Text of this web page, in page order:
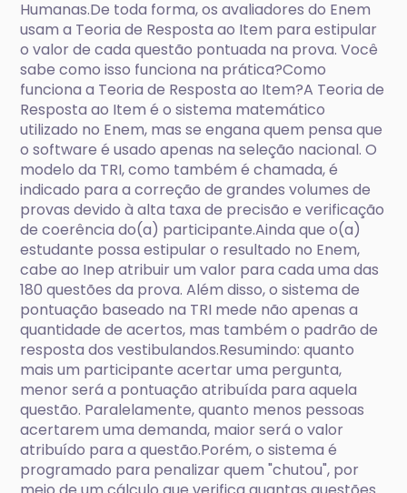
Humanas.De toda forma, os avaliadores do Enem
usam a Teoria de Resposta ao Item para estipular
o valor de cada questão pontuada na prova. Você
sabe como isso funciona na prática?Como
funciona a Teoria de Resposta ao Item?A Teoria de
Resposta ao Item é o sistema matemático
utilizado no Enem, mas se engana quem pensa que
o software é usado apenas na seleção nacional. O
modelo da TRI, como também é chamada, é
indicado para a correção de grandes volumes de
provas devido à alta taxa de precisão e verificação
de coerência do(a) participante.Ainda que o(a)
estudante possa estipular o resultado no Enem,
cabe ao Inep atribuir um valor para cada uma das
180 questões da prova. Além disso, o sistema de
pontuação baseado na TRI mede não apenas a
quantidade de acertos, mas também o padrão de
resposta dos vestibulandos.Resumindo: quanto
mais um participante acertar uma pergunta,
menor será a pontuação atribuída para aquela
questão. Paralelamente, quanto menos pessoas
acertarem uma demanda, maior será o valor
atribuído para a questão.Porém, o sistema é
programado para penalizar quem "chutou", por